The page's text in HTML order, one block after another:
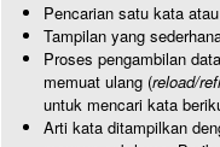
Pencarian satu kata
Tampilan yang
Proses pengambilan
memuat ulang (reload/
untuk mencari kata
Arti kata ditampilkan